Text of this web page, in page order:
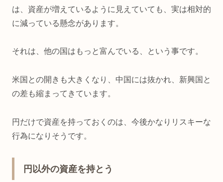
は、資産が増えているように見えていても、実は相対的
に減っている懸念があります。
それは、他の国はもっと富んでいる、という事です。
米国との開きも大きくなり、中国には抜かれ、新興国と
の差も縮まってきています。
円だけで資産を持っておくのは、今後かなりリスキーな
行為になりそうです。
円以外の資産を持とう